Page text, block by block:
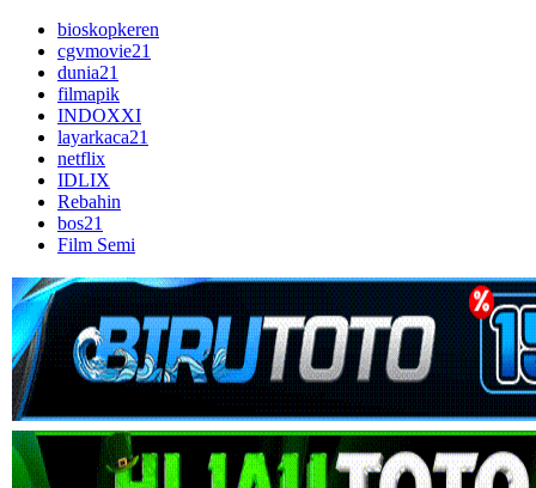
bioskopkeren
cgvmovie21
dunia21
filmapik
INDOXXI
layarkaca21
netflix
IDLIX
Rebahin
bos21
Film Semi